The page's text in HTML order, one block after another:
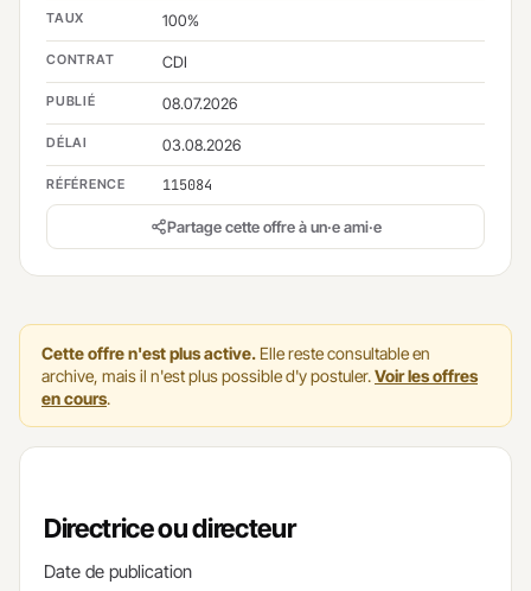
Cette offre n'est plus active. Elle reste consultable en
archive, mais il n'est plus possible d'y postuler.Voir les offres
en cours.
Directrice ou directeur
Date de publication
TAUX 100%
CONTRAT CDI
PUBLIÉ 08.07.2026
DÉLAI 03.08.2026
RÉFÉRENCE 115084
Partage cette offre à un·e ami·e